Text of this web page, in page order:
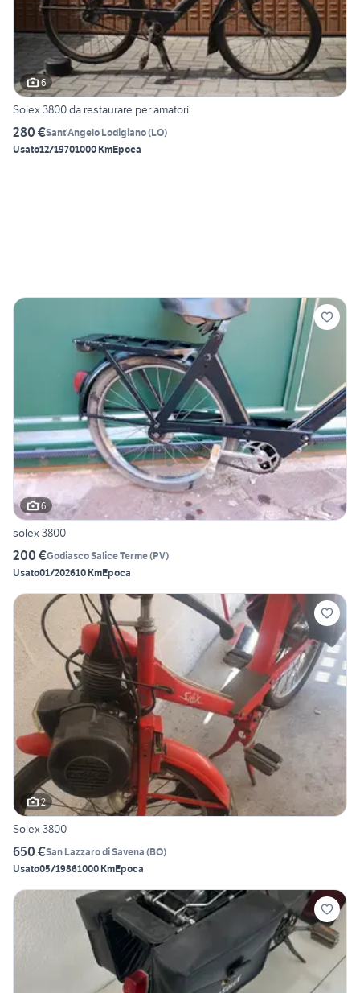
6
Solex 3800 da restaurare per amatori
280 €Sant'Angelo Lodigiano(LO)
Usato12/19701000 KmEpoca
6
solex 3800
200 €Godiasco Salice Terme(PV)
Usato01/202610 KmEpoca
2
Solex 3800
650 €San Lazzaro di Savena (BO)
Usato05/19861000 KmEpoca